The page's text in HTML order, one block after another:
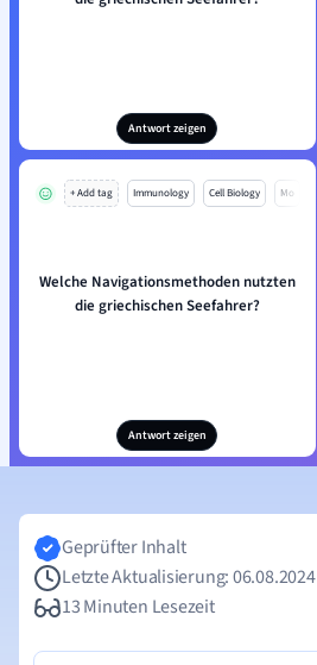
Antwort zeigen
+ Add tag Immunology Cell Biology Mo
Welche Navigationsmethoden nutzten
die griechischen Seefahrer?
Antwort zeigen
Geprüfter Inhalt
Letzte Aktualisierung: 06.08.2024
13 Minuten Lesezeit